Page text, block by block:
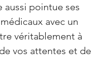
aussi pointue ses
avec un
véritablement à
vos attentes et de